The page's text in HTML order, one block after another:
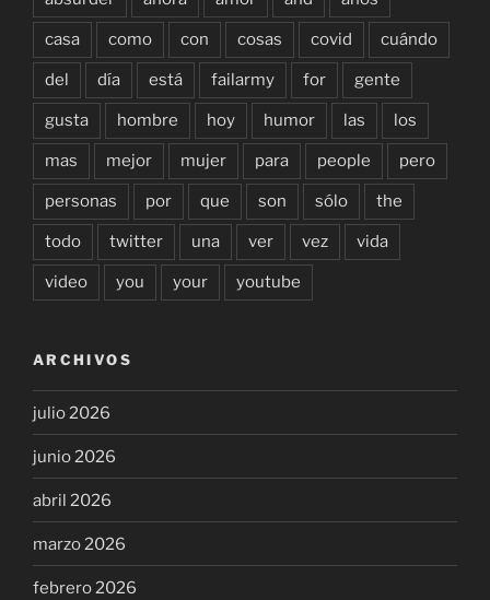
casa como con cosas covid cuándo
del día está failarmy for gente
gusta hombre hoy humor las los
mas mejor mujer para people pero
personas por que son sólo the
todo twitter una ver vez vida
video you your youtube
ARCHIVOS
julio 2026
junio 2026
abril 2026
marzo 2026
febrero 2026